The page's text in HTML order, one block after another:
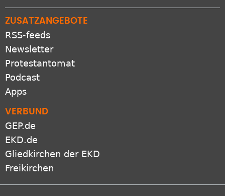
ZUSATZANGEBOTE
RSS-feeds
Newsletter
Protestantomat
Podcast
Apps
VERBUND
GEP.de
EKD.de
Gliedkirchen der EKD
Freikirchen